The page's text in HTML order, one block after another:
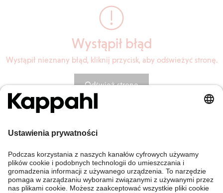
Wystąpił błąd
Wystąpił nieznany błąd, kliknij przycisk, aby odświeżyć stronę.
Odśwież stronę